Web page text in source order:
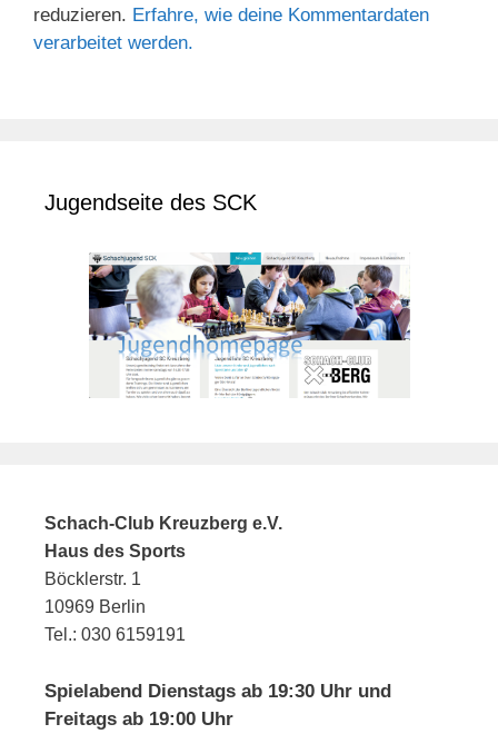
reduzieren. Erfahre, wie deine Kommentardaten
verarbeitet werden.
Jugendseite des SCK
Schach-Club Kreuzberg e.V.
Haus des Sports
Böcklerstr. 1
10969 Berlin
Tel.: 030 6159191
Spielabend Dienstags ab 19:30 Uhr und
Freitags ab 19:00 Uhr